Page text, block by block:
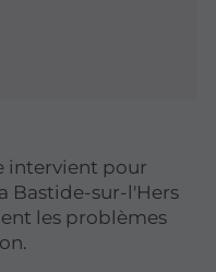
intervient pour
Bastide-sur-l'Hers
les problèmes